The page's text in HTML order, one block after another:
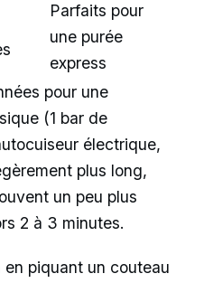
Parfaits pour
une purée
express
pour une
(1 bar de
électrique,
plus long,
un peu plus
2 à 3 minutes.
piquant un couteau